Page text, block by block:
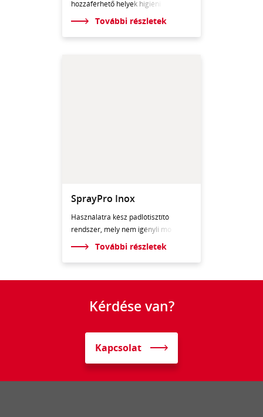
hozzáférhető helyekhigiéni
További részletek
SprayPro Inox
Használatra kész padlótisztító
rendszer, mely nem igényli mo
További részletek
Kérdése van?
Kapcsolat